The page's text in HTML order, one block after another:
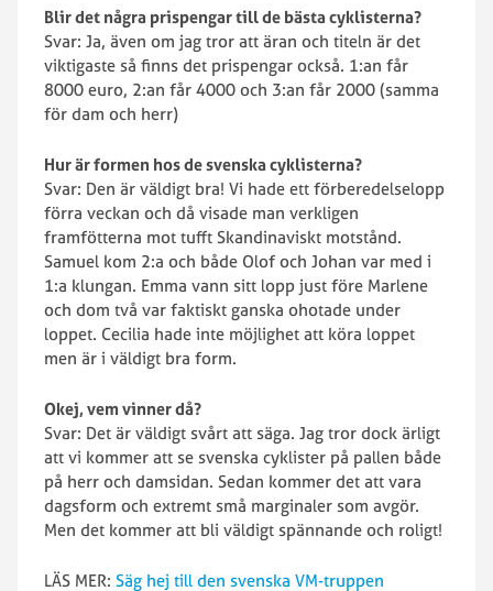
Blir det några prispengar till de bästa cyklisterna?
Svar: Ja, även om jag tror att äran och titeln är det
viktigaste så finns det prispengar också. 1:an får
8000 euro, 2:an får 4000 och 3:an får 2000 (samma
för dam och herr)
Hur är formen hos de svenska cyklisterna?
Svar: Den är väldigt bra! Vi hade ett förberedelselopp
förra veckan och då visade man verkligen
framfötterna mot tufft Skandinaviskt motstånd.
Samuel kom 2:a och både Olof och Johan var med i
1:a klungan. Emma vann sitt lopp just före Marlene
och dom två var faktiskt ganska ohotade under
loppet. Cecilia hade inte möjlighet att köra loppet
men är i väldigt bra form.
Okej, vem vinner då?
Svar: Det är väldigt svårt att säga. Jag tror dock ärligt
att vi kommer att se svenska cyklister på pallen både
på herr och damsidan. Sedan kommer det att vara
dagsform och extremt små marginaler som avgör.
Men det kommer att bli väldigt spännande och roligt!
LÄS MER: Säg hej till den svenska VM-truppen